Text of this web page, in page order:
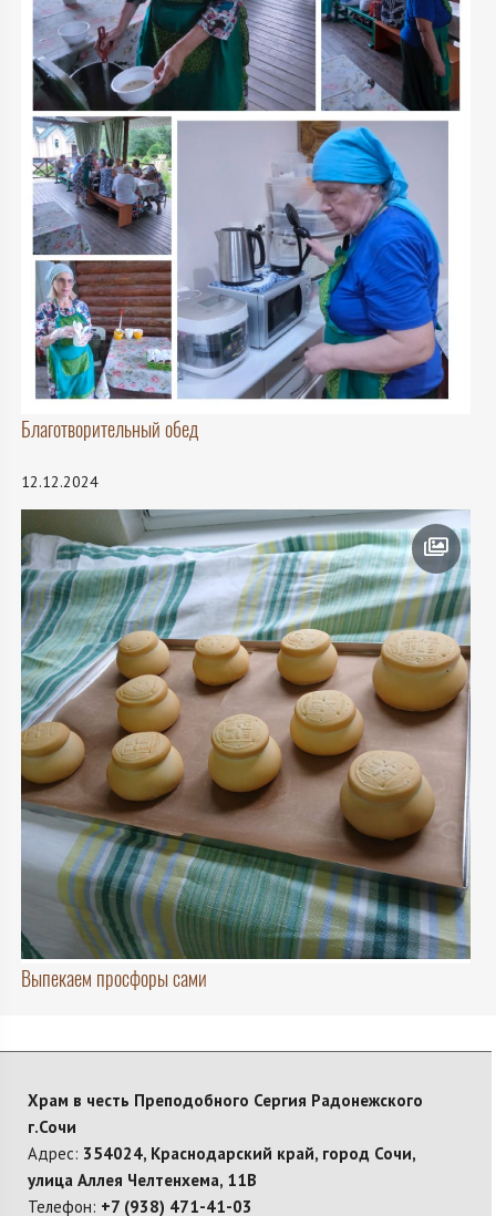
Благотворительный обед
12.12.2024
Выпекаем просфоры сами
Храм в честь Преподобного Сергия Радонежского
г.Сочи
Адрес: 354024, Краснодарский край, город Сочи,
улица Аллея Челтенхема, 11В
Телефон: +7 (938) 471-41-03